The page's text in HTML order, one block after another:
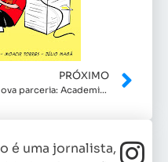
PRÓXIMO
Nova parceria: Academia Focus Fitness
é uma jornalista,